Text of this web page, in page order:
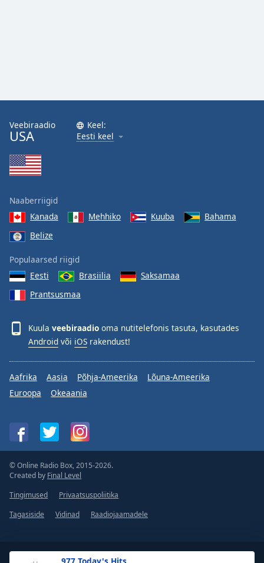
Veebiraadio
USA
Keel:
Eesti keel
Naaberriigid
Kanada
Mehhiko Kuuba
Bahama
Belize
Populaarsed riigid
Eesti
Brasiilia
Saksamaa
Prantsusmaa
Kuula veebiraadio oma nutitelefonis tasuta, kasutades
Android või iOS rakendust!
Aafrika Aasia Põhja-Ameerika
Lõuna-Ameerika
Euroopa
Okeaania
© Online Radio Box, 2015-2026.
Created by Final Level
Tingimused
Privaatsuspoliitika
Tagasiside
Vidinad Raadiojaamadele